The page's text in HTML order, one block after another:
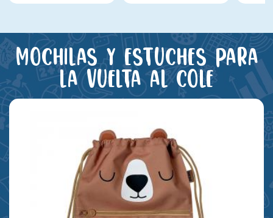
Mochilas y estuches para
la vuelta al cole